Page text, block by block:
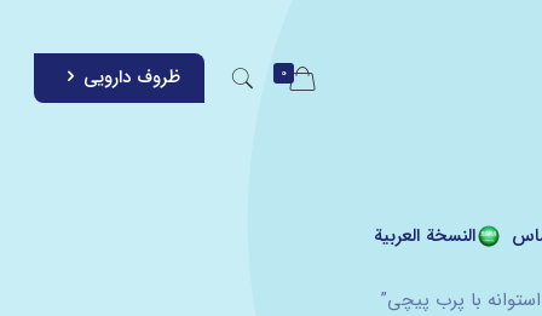
النسخة العربية
0 ظروف دارویی
با پرب پیچی”